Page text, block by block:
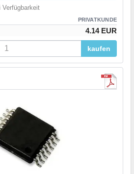
Verfügbarkeit
PRIVATKUNDE
4.14 EUR
kaufen